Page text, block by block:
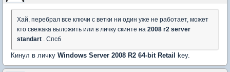
Хай, перебрал все ключи с ветки ни один уже не работает, может
кто свежака выложить или в личку скинте на 2008 r2 server
standart . Спсб
Кинул в личку Windows Server 2008 R2 64-bitRetail key.